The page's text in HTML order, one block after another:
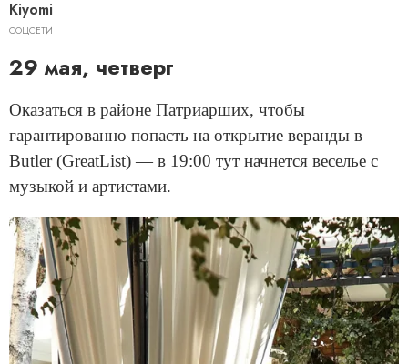
Kiyomi
СОЦСЕТИ
29 мая, четверг
Оказаться в районе Патриарших, чтобы
гарантированно попасть на открытие веранды в
Butler (GreatList) — в 19:00 тут начнется веселье с
музыкой и артистами.